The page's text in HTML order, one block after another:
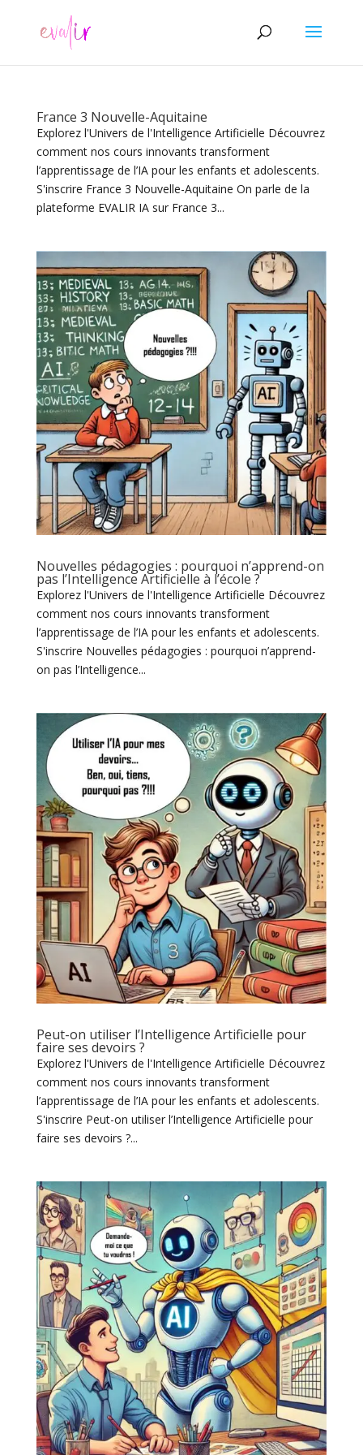
France 3 Nouvelle-Aquitaine
Explorez l'Univers de l'Intelligence Artificielle Découvrez
comment nos cours innovants transforment
l’apprentissage de l’IA pour les enfants et adolescents.
S'inscrire France 3 Nouvelle-Aquitaine On parle de la
plateforme EVALIR IA sur France 3...
Nouvelles pédagogies : pourquoi n’apprend-on
pas l’Intelligence Artificielle à l’école ?
Explorez l'Univers de l'Intelligence Artificielle Découvrez
comment nos cours innovants transforment
l’apprentissage de l’IA pour les enfants et adolescents.
S'inscrire Nouvelles pédagogies : pourquoi n’apprend-
on pas l’Intelligence...
Peut-on utiliser l’Intelligence Artificielle pour
faire ses devoirs ?
Explorez l'Univers de l'Intelligence Artificielle Découvrez
comment nos cours innovants transforment
l’apprentissage de l’IA pour les enfants et adolescents.
S'inscrire Peut-on utiliser l’Intelligence Artificielle pour
faire ses devoirs ?...